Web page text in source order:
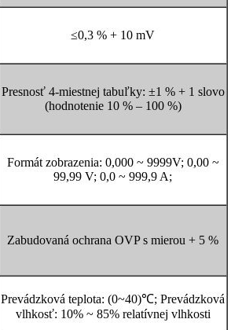
≤0,3 % + 10 mV
Presnosť 4-miestnej tabuľky: ±1 % + 1 slovo
(hodnotenie 10 % – 100 %)
Formát zobrazenia: 0,000 ~ 9999V; 0,00 ~
99,99 V; 0,0 ~ 999,9 A;
Zabudovaná ochrana OVP s mierou + 5 %
Prevádzková teplota: (0~40)℃; Prevádzková
vlhkosť: 10% ~ 85% relatívnej vlhkosti